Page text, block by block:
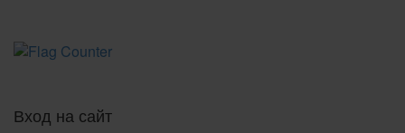
Вход на сайт